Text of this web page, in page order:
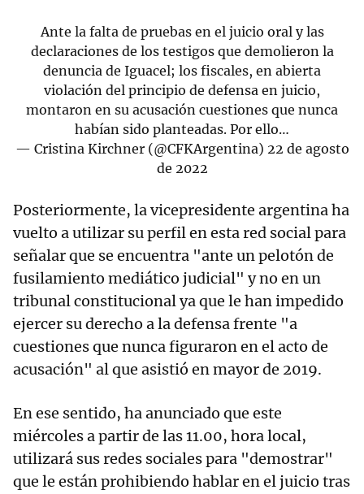
Ante la falta de pruebas en el juicio oral y las
declaraciones de los testigos que demolieron la
denuncia de Iguacel; los fiscales, en abierta
violación del principio de defensa en juicio,
montaron en su acusación cuestiones que nunca
habían sido planteadas. Por ello…
— Cristina Kirchner (@CFKArgentina) 22 de agosto
de 2022
Posteriormente, la vicepresidente argentina ha
vuelto a utilizar su perfil en esta red social para
señalar que se encuentra "ante un pelotón de
fusilamiento mediático judicial" y no en un
tribunal constitucional ya que le han impedido
ejercer su derecho a la defensa frente "a
cuestiones que nunca figuraron en el acto de
acusación" al que asistió en mayor de 2019.
En ese sentido, ha anunciado que este
miércoles a partir de las 11.00, hora local,
utilizará sus redes sociales para "demostrar"
que le están prohibiendo hablar en el juicio tras